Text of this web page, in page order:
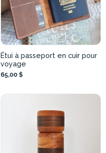
Étui à passeport en cuir pour
voyage
65,00 $